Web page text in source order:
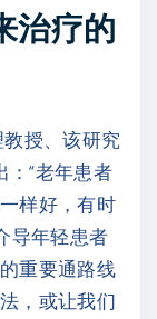
治疗的
授、该研究
：“老年患者
样好，有时
导年轻患者
重要通路线
，或让我们